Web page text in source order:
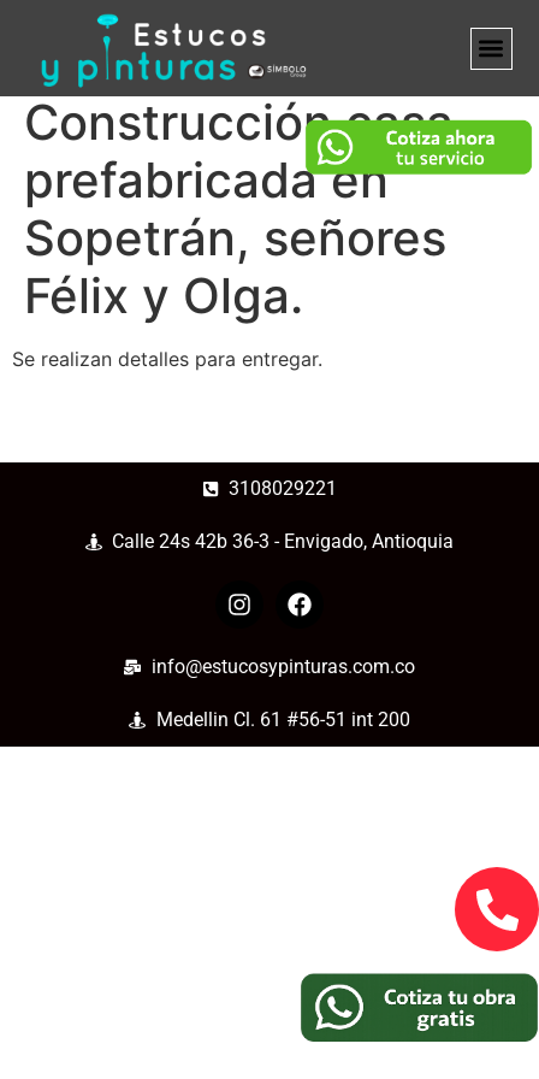
Construcción casa
prefabricada en
Sopetrán, señores
Félix y Olga.
Se realizan detalles para entregar.
3108029221
Calle 24s 42b 36-3 - Envigado, Antioquia
info@estucosypinturas.com.co
Medellin Cl. 61 #56-51 int 200